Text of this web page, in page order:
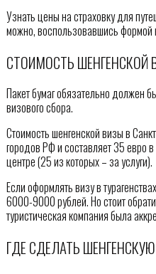
Узнать цены на страховку для
можно, воспользовавшись формой
СТОИМОСТЬ ШЕНГЕНСКОЙ
Пакет бумаг обязательно должен
визового сбора.
Стоимость шенгенской визы в
городов РФ и составляет 35 евро
центре (25 из которых – за услуги).
Если оформлять визу в
6000-9000 рублей. Но стоит
туристическая компания была
ГДЕ СДЕЛАТЬ